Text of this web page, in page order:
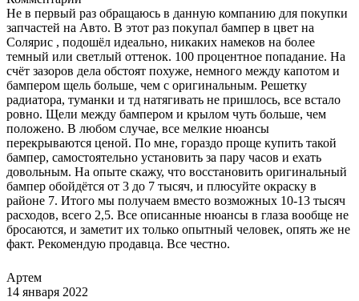
Не в первый раз обращаюсь в данную компанию для покупки
запчастей на Авто. В этот раз покупал бампер в цвет на
Солярис , подошёл идеально, никаких намеков на более
темный или светлый оттенок. 100 процентное попадание. На
счёт зазоров дела обстоят похуже, немного между капотом и
бампером щель больше, чем с оригинальным. Решетку
радиатора, туманки и тд натягивать не пришлось, все встало
ровно. Щели между бампером и крылом чуть больше, чем
положено. В любом случае, все мелкие нюансы
перекрываются ценой. По мне, гораздо проще купить такой
бампер, самостоятельно установить за пару часов и ехать
довольным. На опыте скажу, что восстановить оригинальный
бампер обойдётся от 3 до 7 тысяч, и плюсуйте окраску в
районе 7. Итого мы получаем вместо возможных 10-13 тысяч
расходов, всего 2,5. Все описанные нюансы в глаза вообще не
бросаются, и заметит их только опытный человек, опять же не
факт. Рекомендую продавца. Все честно.
Артем
14 января 2022